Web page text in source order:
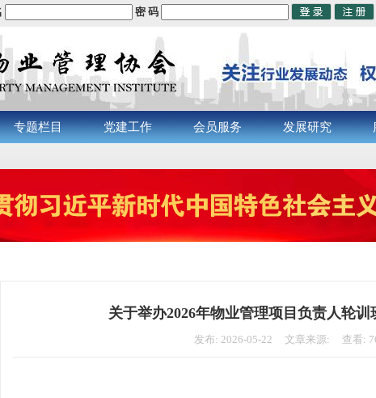
密 码
专题栏目 党建工作 会员服务 发展研究
关于举办2026年物业管理项目负责人轮
发布: 2026-05-22 文章来源: 查看: